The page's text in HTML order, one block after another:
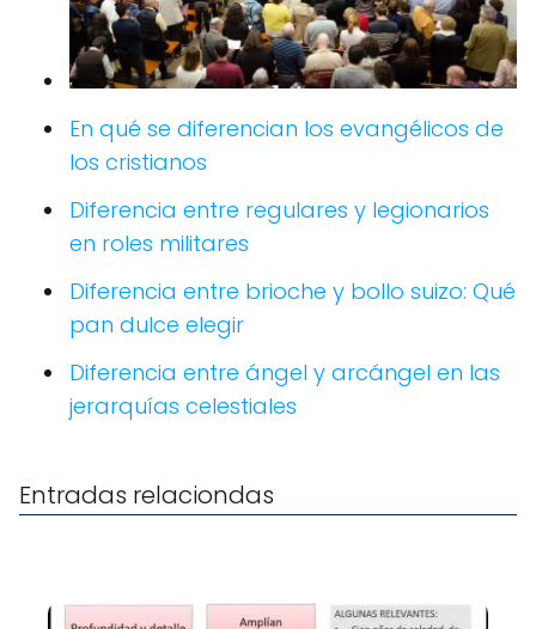
En qué se diferencian los evangélicos de
los cristianos
Diferencia entre regulares y legionarios
en roles militares
Diferencia entre brioche y bollo suizo: Qué
pan dulce elegir
Diferencia entre ángel y arcángel en las
jerarquías celestiales
Entradas relaciondas